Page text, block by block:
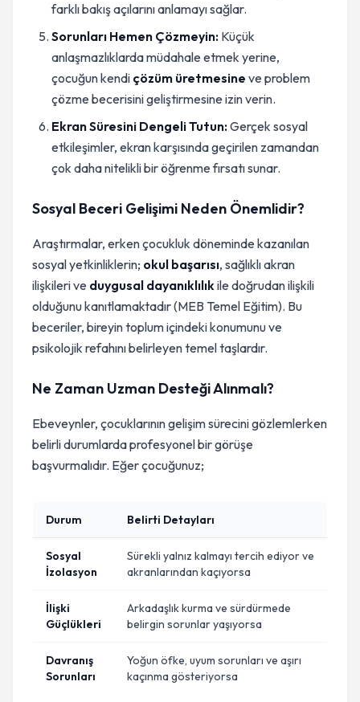
farklı bakış açılarını anlamayı sağlar.
Sorunları Hemen Çözmeyin: Küçük
anlaşmazlıklarda müdahale etmek yerine,
çocuğun kendi çözüm üretmesine ve problem
çözme becerisini geliştirmesine izin verin.
Ekran Süresini Dengeli Tutun:Gerçek sosyal
etkileşimler, ekran karşısında geçirilen zamandan
çok daha nitelikli bir öğrenme fırsatı sunar.
Sosyal Beceri Gelişimi Neden Önemlidir?
Araştırmalar, erken çocukluk döneminde kazanılan
sosyal yetkinliklerin; okul başarısı, sağlıklı akran
ilişkileri ve duygusal dayanıklılıkile doğrudan ilişkili
olduğunu kanıtlamaktadır (MEB Temel Eğitim). Bu
beceriler, bireyin toplum içindeki konumunu ve
psikolojik refahını belirleyen temel taşlardır.
Ne Zaman Uzman Desteği Alınmalı?
Ebeveynler, çocuklarının gelişim sürecini gözlemlerken
belirli durumlarda profesyonel bir görüşe
başvurmalıdır. Eğer çocuğunuz;
Durum Belirti Detayları
Sosyal
İzolasyon
Sürekli yalnız kalmayı tercih ediyor ve
akranlarından kaçıyorsa
İlişki
Güçlükleri
Arkadaşlık kurma ve sürdürmede
belirgin sorunlar yaşıyorsa
Davranış
Sorunları
Yoğun öfke, uyum sorunları ve aşırı
kaçınma gösteriyorsa